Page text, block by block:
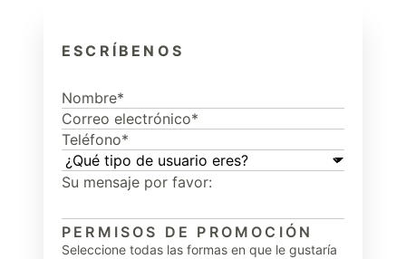
ESCRÍBENOS
PERMISOS DE PROMOCIÓN
Seleccione todas las formas en que le gustaría